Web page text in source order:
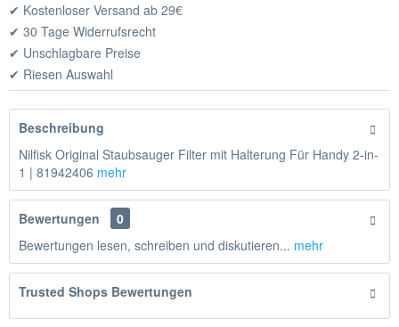
✔ Kostenloser Versand ab 29€
✔ 30 Tage Widerrufsrecht
✔ Unschlagbare Preise
✔ Riesen Auswahl
Beschreibung
Nilfisk Original Staubsauger Filter mit Halterung Für Handy 2-in-
1 | 81942406 mehr
Bewertungen
0
Bewertungen lesen, schreiben und diskutieren... mehr
Trusted Shops Bewertungen